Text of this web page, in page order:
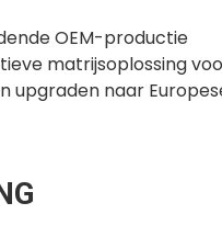
OEM-productie
matrijsoplossing
upgraden naar